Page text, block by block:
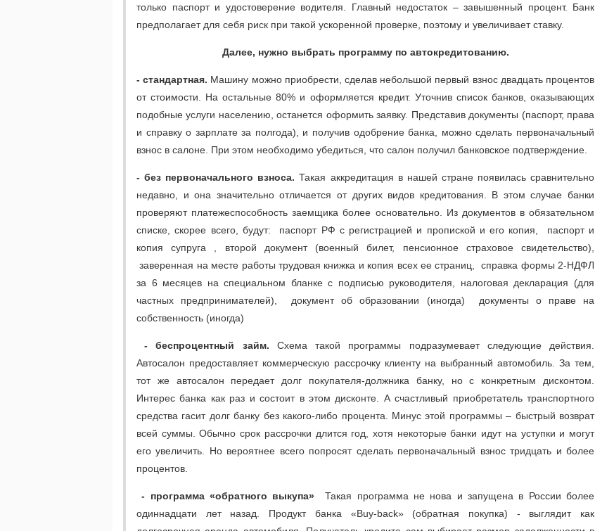
только паспорт и удостоверение водителя. Главный недостаток – завышенный процент. Банк
предполагает для себя риск при такой ускоренной проверке, поэтому и увеличивает ставку.
Далее, нужно выбрать программу по автокредитованию.
- стандартная. Машину можно приобрести, сделав небольшой первый взнос двадцать процентов
от стоимости. На остальные 80% и оформляется кредит. Уточнив список банков, оказывающих
подобные услуги населению, останется оформить заявку. Представив документы (паспорт, права
и справку о зарплате за полгода), и получив одобрение банка, можно сделать первоначальный
взнос в салоне. При этом необходимо убедиться, что салон получил банковское подтверждение.
- без первоначального взноса. Такая аккредитация в нашей стране появилась сравнительно
недавно, и она значительно отличается от других видов кредитования. В этом случае банки
проверяют платежеспособность заемщика более основательно. Из документов в обязательном
списке, скорее всего, будут: паспорт РФ с регистрацией и пропиской и его копия, паспорт и
копия супруга , второй документ (военный билет, пенсионное страховое свидетельство),
заверенная на месте работы трудовая книжка и копия всех ее страниц, справка формы 2-НДФЛ
за 6 месяцев на специальном бланке с подписью руководителя, налоговая декларация (для
частных предпринимателей), документ об образовании (иногда) документы о праве на
собственность (иногда)
- беспроцентный займ. Схема такой программы подразумевает следующие действия.
Автосалон предоставляет коммерческую рассрочку клиенту на выбранный автомобиль. За тем,
тот же автосалон передает долг покупателя-должника банку, но с конкретным дисконтом.
Интерес банка как раз и состоит в этом дисконте. А счастливый приобретатель транспортного
средства гасит долг банку без какого-либо процента. Минус этой программы – быстрый возврат
всей суммы. Обычно срок рассрочки длится год, хотя некоторые банки идут на уступки и могут
его увеличить. Но вероятнее всего попросят сделать первоначальный взнос тридцать и более
процентов.
- программа «обратного выкупа» Такая программа не нова и запущена в России более
одиннадцати лет назад. Продукт банка «Buy-back» (обратная покупка) - выглядит как